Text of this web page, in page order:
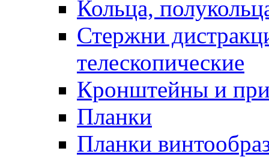
Кольца,
Стержни
телескопические
Кронштейны и
Планки
Планки